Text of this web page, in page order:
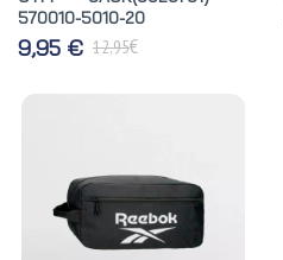
570010-5010-20
9,95 € 12,95€